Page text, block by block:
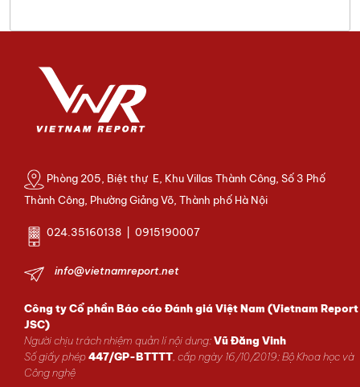
Phòng 205, Biệt thự E, Khu Villas Thành Công, Số 3 Phố
Thành Công, Phường Giảng Võ, Thành phố Hà Nội
024.35160138 | 0915190007
info@vietnamreport.net
Công ty Cổ phần Báo cáo Đánh giá Việt Nam (Vietnam Report
JSC)
Người chịu trách nhiệm quản lí nội dung:Vũ Đăng Vinh
Số giấy phép447/GP-BTTTT, cấp ngày 16/10/2019; Bộ Khoa học và
Công nghệ